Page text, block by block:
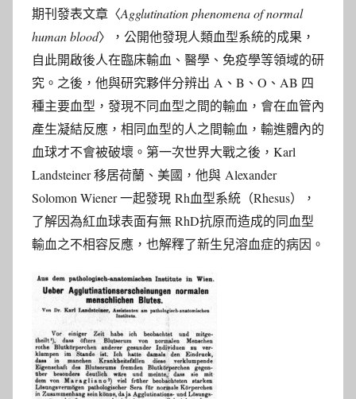
期刊發表文章〈Agglutination phenomena of normal
human blood〉，公開他發現人類血型系統的成果，
自此開啟後人在臨床輸血、醫學、免疫學等領域的研
究。之後，他與研究夥伴分辨出 A、B、O、AB 四
種主要血型，發現不同血型之間的輸血，會在血管內
產生凝結反應，相同血型的人之間輸血，輸進體內的
血球才不會被破壞。第一次世界大戰之後，Karl
Landsteiner 移居荷蘭、美國，他與 Alexander
Solomon Wiener 一起發現 Rh血型系統（Rhesus），
了解因為紅血球表面有無 RhD抗原而造成的同血型
輸血之不相容反應，也解釋了新生兒溶血症的病因。